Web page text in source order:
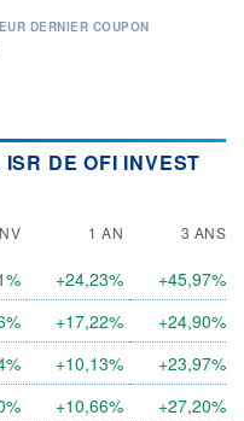
DERNIER COUPON
DE OFI INVEST
1 AN 3 ANS
+24,23%
+45,97%
+17,22%
+24,90%
+10,13%
+23,97%
+10,66%
+27,20%